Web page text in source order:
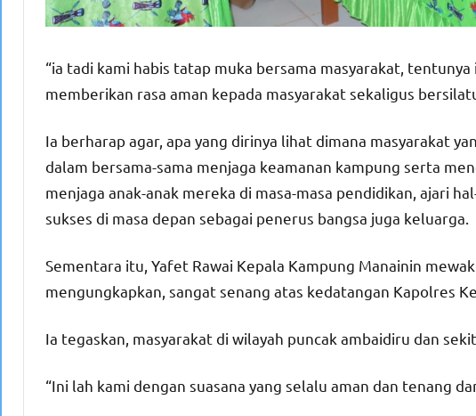
“ia tadi kami habis tatap muka bersama masyarakat,
memberikan rasa aman kepada masyarakat sekaligus
Ia berharap agar, apa yang dirinya lihat dimana masyarakat
dalam bersama-sama menjaga keamanan kampung serta
menjaga anak-anak mereka di masa-masa pendidikan, ajari
sukses di masa depan sebagai penerus bangsa juga keluarga.
Sementara itu, Yafet Rawai Kepala Kampung Manainin
mengungkapkan, sangat senang atas kedatangan Kapolres
Ia tegaskan, masyarakat di wilayah puncak ambaidiru dan
“Ini lah kami dengan suasana yang selalu aman dan tenang